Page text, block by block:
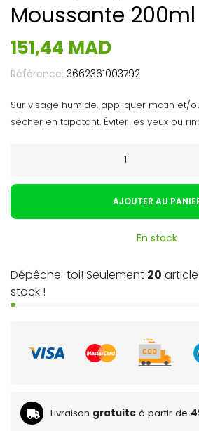
Moussante 200ml
151,44 MAD
Référence: 3662361003792
Sur visage humide, appliquer matin et/
sécher en tapotant. Éviter les yeux ou
AJOUTER AU
En stock
Dépêche-toi! Seulement 20
stock !
Livraison gratuite à partir de